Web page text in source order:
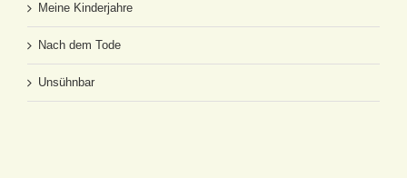
Meine Kinderjahre
Nach dem Tode
Unsühnbar